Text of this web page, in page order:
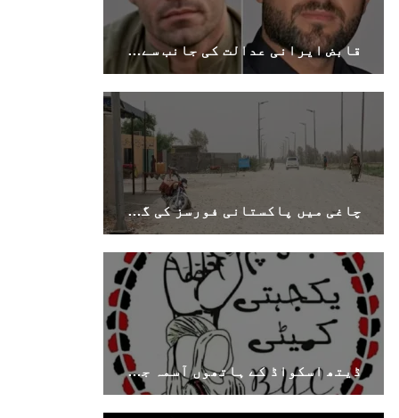
قابض ایرانی عدالت کی جانب سے بلوچی زبان کے دو کارکنوں کو طویل قید کی سزائیں
چاغی میں پاکستانی فورسز کی گاڑیوں پر مسلح حملہ، خاران مرکزی شاہراہ پر ناکہ بندی
ڈیتھ اسکواڈ کے ہاتھوں آسمہ جتک کے والد کا قتل بلوچستان میں جاری جبر کا تسلسل ہے۔ بی وائی سی